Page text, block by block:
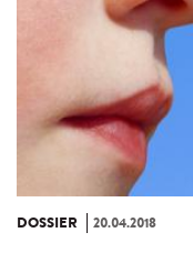
DOSSIER 20.04.2018